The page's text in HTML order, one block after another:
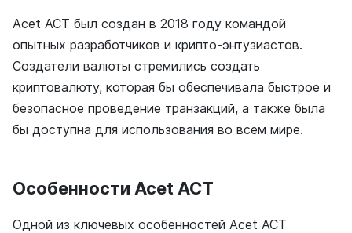
Acet ACT был создан в 2018 году командой
опытных разработчиков и крипто-энтузиастов.
Создатели валюты стремились создать
криптовалюту, которая бы обеспечивала быстрое и
безопасное проведение транзакций, а также была
бы доступна для использования во всем мире.
Особенности Acet ACT
Одной из ключевых особенностей Acet ACT